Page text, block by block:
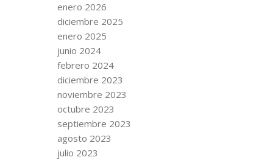
enero 2026
diciembre 2025
enero 2025
junio 2024
febrero 2024
diciembre 2023
noviembre 2023
octubre 2023
septiembre 2023
agosto 2023
julio 2023